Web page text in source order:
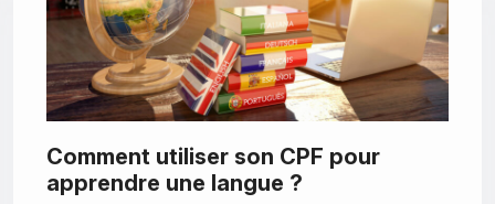
Comment utiliser son CPF pour
apprendre une langue ?